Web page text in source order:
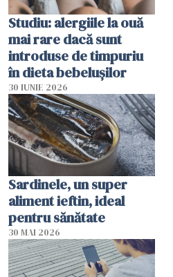
Studiu: alergiile la ouă
mai rare dacă sunt
introduse de timpuriu
în dieta bebelușilor
30 IUNIE 2026
Sardinele, un super
aliment ieftin, ideal
pentru sănătate
30 MAI 2026